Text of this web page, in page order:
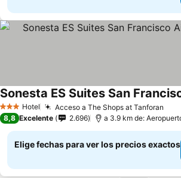
3 Estrellas
Hotel Acceso a The Shops at Tanforan
8,8 Excelente 2.696
Elige fechas para ver los precios exactos